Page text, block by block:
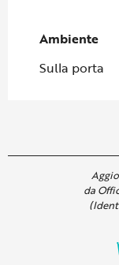
Ambiente
Ambiente
Sulla porta
da